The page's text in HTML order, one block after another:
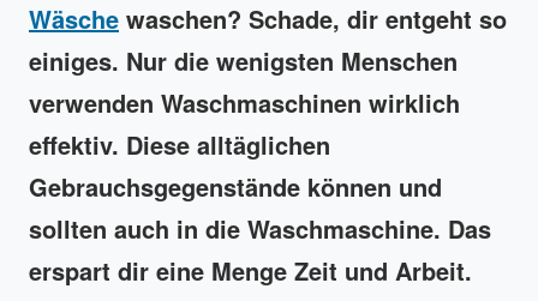
Wäsche waschen? Schade, dir entgeht so
einiges. Nur die wenigsten Menschen
verwenden Waschmaschinen wirklich
effektiv. Diese alltäglichen
Gebrauchsgegenstände können und
sollten auch in die Waschmaschine. Das
erspart dir eine Menge Zeit und Arbeit.